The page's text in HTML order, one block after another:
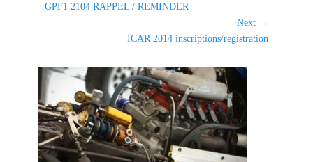
de
Previous
GPF1 2104 RAPPEL / REMINDER
Next →
ICAR 2014 inscriptions/registration